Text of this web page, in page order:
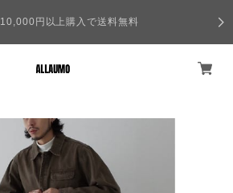
10,000円以上購入で送料無料